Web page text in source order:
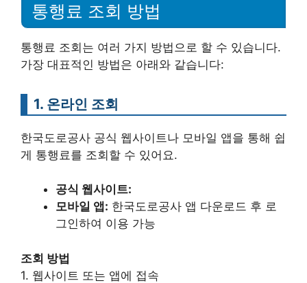
통행료 조회 방법
통행료 조회는 여러 가지 방법으로 할 수 있습니다.
가장 대표적인 방법은 아래와 같습니다:
1. 온라인 조회
한국도로공사 공식 웹사이트나 모바일 앱을 통해 쉽
게 통행료를 조회할 수 있어요.
공식 웹사이트:
모바일 앱: 한국도로공사 앱 다운로드 후 로
그인하여 이용 가능
조회 방법
1. 웹사이트 또는 앱에 접속